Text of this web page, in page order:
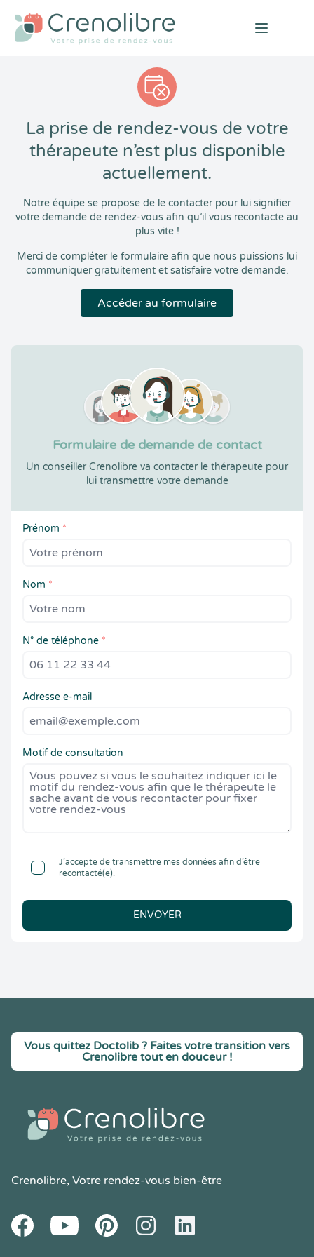
Open
La prise de rendez-vous de votre
thérapeute n’est plus disponible
actuellement.
Notre équipe se propose de le contacter pour lui signifier
votre demande de rendez-vous afin qu’il vous recontacte au
plus vite !
Merci de compléter le formulaire afin que nous puissions lui
communiquer gratuitement et satisfaire votre demande.
Accéder au formulaire
Formulaire de demande de contact
Un conseiller Crenolibre va contacter le thérapeute pour
lui transmettre votre demande
Prénom *
Nom *
N° de téléphone *
Adresse e-mail
Motif de consultation
J’accepte de transmettre mes données afin d’être
recontacté(e).
ENVOYER
Vous quittez Doctolib ? Faites votre transition vers
Crenolibre tout en douceur !
Crenolibre, Votre rendez-vous bien-être
FacebookYoutube PinteresetInstagramLinkedIn